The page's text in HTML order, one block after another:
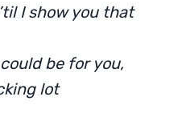
I show you that
be for you,
lot